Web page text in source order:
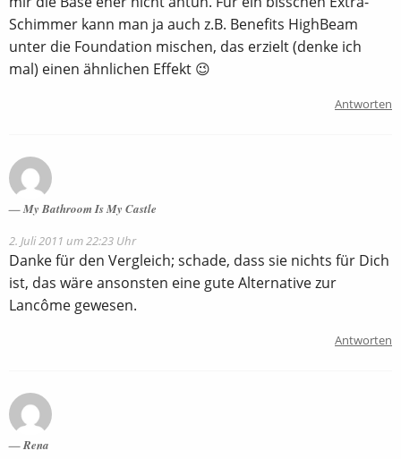
Schimmer kann man ja auch z.B. Benefits HighBeam
unter die Foundation mischen, das erzielt (denke ich
mal) einen ähnlichen Effekt 😉
Antworten
My Bathroom Is My Castle
2. Juli 2011 um 22:23 Uhr
Danke für den Vergleich; schade, dass sie nichts für Dich
ist, das wäre ansonsten eine gute Alternative zur
Lancôme gewesen.
Antworten
Rena